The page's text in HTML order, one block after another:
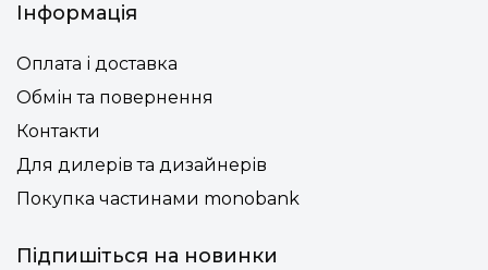
Інформація
Оплата і доставка
Обмін та повернення
Контакти
Для дилерів та дизайнерів
Покупка частинами monobank
Підпишіться на новинки